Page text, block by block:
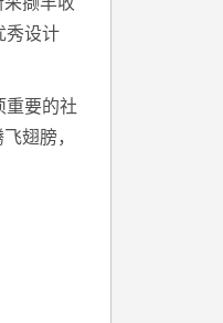
秀设计
重要的社
翅膀，